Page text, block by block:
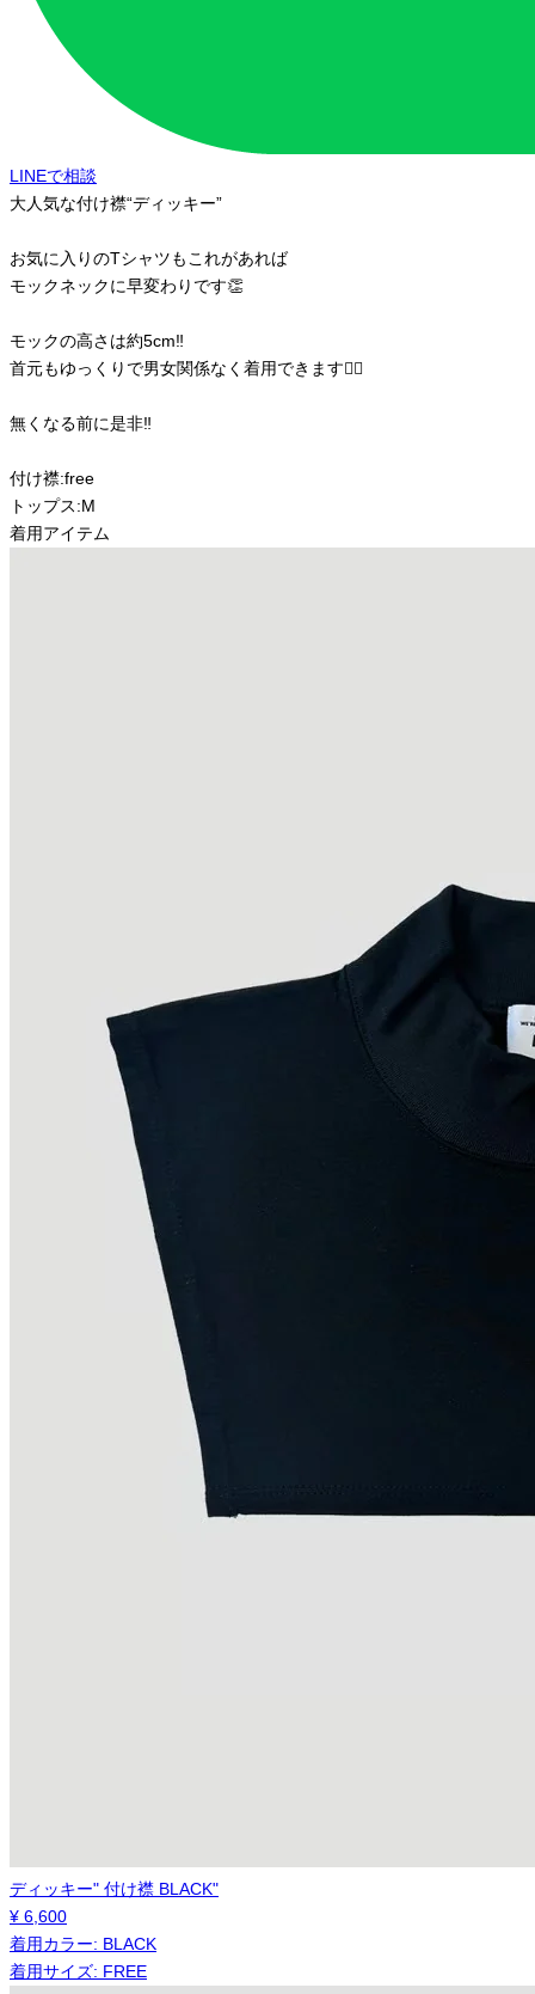
LINEで相談
大人気な付け襟“ディッキー”
お気に入りのTシャツもこれがあれば
モックネックに早変わりです👏
モックの高さは約5cm‼︎
首元もゆっくりで男女関係なく着用できます🙆‍♀️
無くなる前に是非‼︎
付け襟:free
トップス:M
着用アイテム
ディッキー" 付け襟 BLACK"
¥ 6,600
着用カラー: BLACK
着用サイズ: FREE